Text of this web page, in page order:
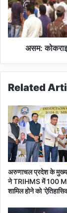
न
हीं
-
सु
क
रा
झा
ड़
सा
ख
र्जी
की
प्र
ति
मा
तो
ड़ी
असम:
Related
अरुणाचल प्रदेश के
ने TRIHMS में 100
शामिल होने को